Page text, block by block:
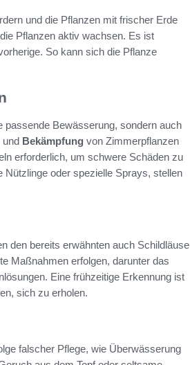
und die Pflanzen mit frischer Erde
Pflanzen aktiv wachsen. Es ist
So kann sich die Pflanze
passende Bewässerung, sondern auch
und Bekämpfung von Zimmerpflanzen
erforderlich, um schwere Schäden zu
Nützlinge oder spezielle Sprays, stellen
den bereits erwähnten auch Schildläuse
Maßnahmen erfolgen, darunter das
Eine frühzeitige Erkennung ist
sich zu erholen.
falscher Pflege, wie Überwässerung